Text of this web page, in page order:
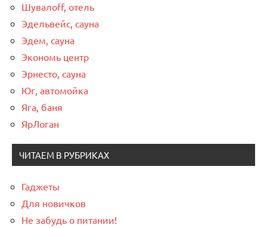
Шувалоff, отель
Эдельвейс, сауна
Эдем, сауна
Экономь центр
Эрнесто, сауна
Юг, автомойка
Яга, баня
ЯрЛоган
ЧИТАЕМ В РУБРИКАХ
Гаджеты
Для новичков
Не забудь о питании!